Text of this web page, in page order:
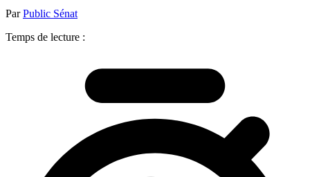
ParPublic Sénat
Temps de lecture :